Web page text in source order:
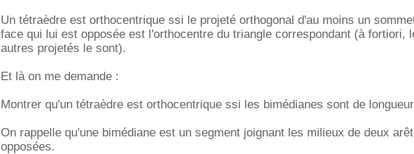
Un tétraèdre est orthocentrique ssi le projeté orthogonal d'au moins un
face qui lui est opposée est l'orthocentre du triangle correspondant (à fortiori,
autres projetés le sont).
Et là on me demande :
Montrer qu'un tétraèdre est orthocentrique ssi les bimédianes sont de
On rappelle qu'une bimédiane est un segment joignant les milieux de deux
opposées.